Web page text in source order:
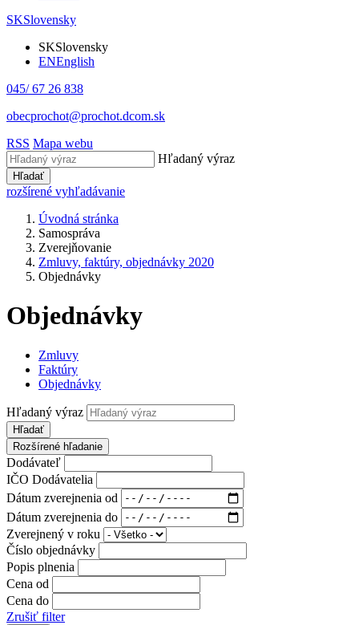
SKSlovensky
SKSlovensky
ENEnglish
045/ 67 26 838
obecprochot@prochot.dcom.sk
RSS Mapa webu
Hľadaný výraz
Hľadať
rozšírené vyhľadávanie
Úvodná stránka
Samospráva
Zverejňovanie
Zmluvy, faktúry, objednávky 2020
Objednávky
Objednávky
Zmluvy
Faktúry
Objednávky
Hľadaný výraz
Hľadať
Rozšírené hľadanie
Dodávateľ
IČO Dodávatelia
Dátum zverejnenia od
Dátum zverejnenia do
Zverejnený v roku
Číslo objednávky
Popis plnenia
Cena od
Cena do
Zrušiť filter